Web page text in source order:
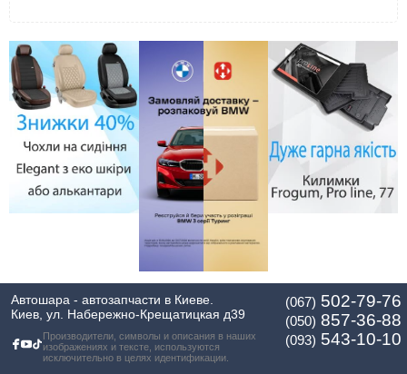
Автошара - автозапчасти в Киеве.
Киев, ул. Набережно-Крещатицкая д39
Производители, символы и описания в наших
изображениях и тексте, используются
исключительно в целях идентификации.
(067) 502-79-76
(050) 857-36-88
(093) 543-10-10